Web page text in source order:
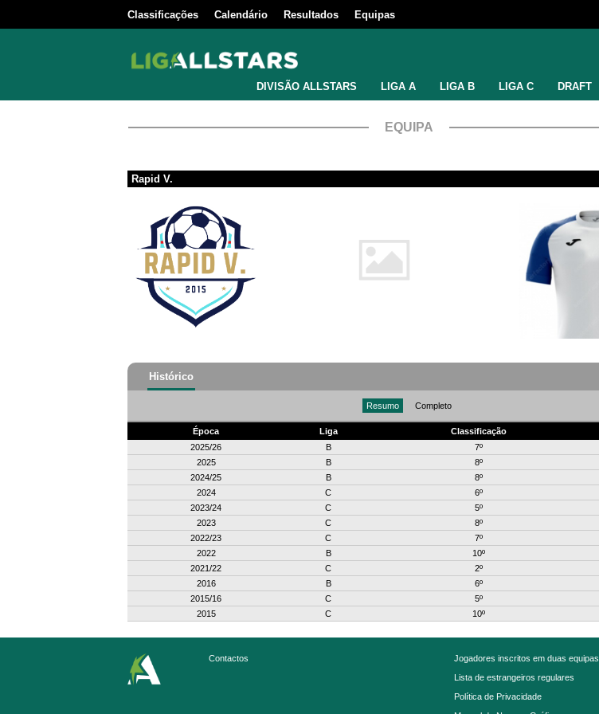
Classificações Calendário Resultados Equipas
DIVISÃO ALLSTARS LIGA A LIGA B LIGA C DRAFT
EQUIPA
Rapid V.
Histórico
Resumo Completo
Época Liga Classificação
2025/26
B 7º
2025
B 8º
2024/25
B 8º
2024
C 6º
2023/24
C 5º
2023
C 8º
2022/23
C 7º
2022
B 10º
2021/22
C 2º
2016
B 6º
2015/16
C 5º
2015
C 10º
Contactos
Jogadores inscritos em duas equipas
Lista de estrangeiros regulares
Política de Privacidade